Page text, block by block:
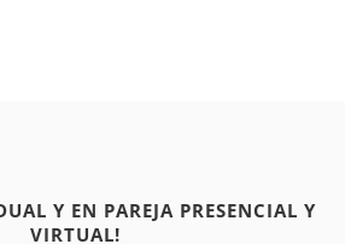
Y EN PAREJA PRESENCIAL Y
VIRTUAL!